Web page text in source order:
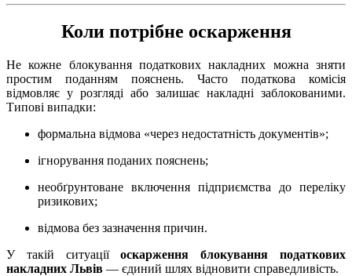
Коли потрібне оскарження
Не кожне блокування податкових накладних можна зняти
простим поданням пояснень. Часто податкова комісія
відмовляє у розгляді або залишає накладні заблокованими.
Типові випадки:
формальна відмова «через недостатність документів»;
ігнорування поданих пояснень;
необґрунтоване включення підприємства до переліку
ризикових;
відмова без зазначення причин.
У такій ситуаціїоскарження блокування податкових
накладних Львів — єдиний шлях відновити справедливість.